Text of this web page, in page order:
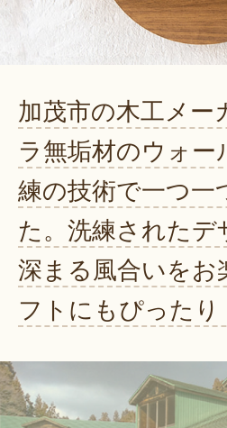
加茂市の木工メー
ラ無垢材のウォ
練の技術で一つ一
た。洗練された
深まる風合いを
フトにもぴったり